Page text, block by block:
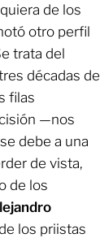
de los
otro perfil
trata del
décadas de
filas
—nos
debe a una
de vista,
de los
los priistas